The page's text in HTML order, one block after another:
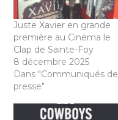
Juste Xavier en grande
première au Cinéma le
Clap de Sainte-Foy
8 décembre 2025
Dans "Communiqués de
presse"